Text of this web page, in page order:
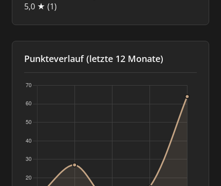
5,0 ★ (1)
Punkteverlauf (letzte 12 Monate)